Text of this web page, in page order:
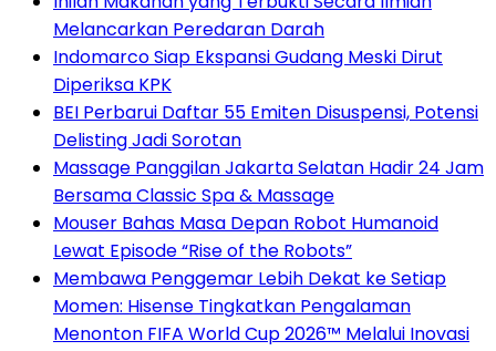
Melancarkan Peredaran Darah
Indomarco Siap Ekspansi Gudang Meski Dirut
Diperiksa KPK
BEI Perbarui Daftar 55 Emiten Disuspensi, Potensi
Delisting Jadi Sorotan
Massage Panggilan Jakarta Selatan Hadir 24 Jam
Bersama Classic Spa & Massage
Mouser Bahas Masa Depan Robot Humanoid
Lewat Episode “Rise of the Robots”
Membawa Penggemar Lebih Dekat ke Setiap
Momen: Hisense Tingkatkan Pengalaman
Menonton FIFA World Cup 2026™ Melalui Inovasi